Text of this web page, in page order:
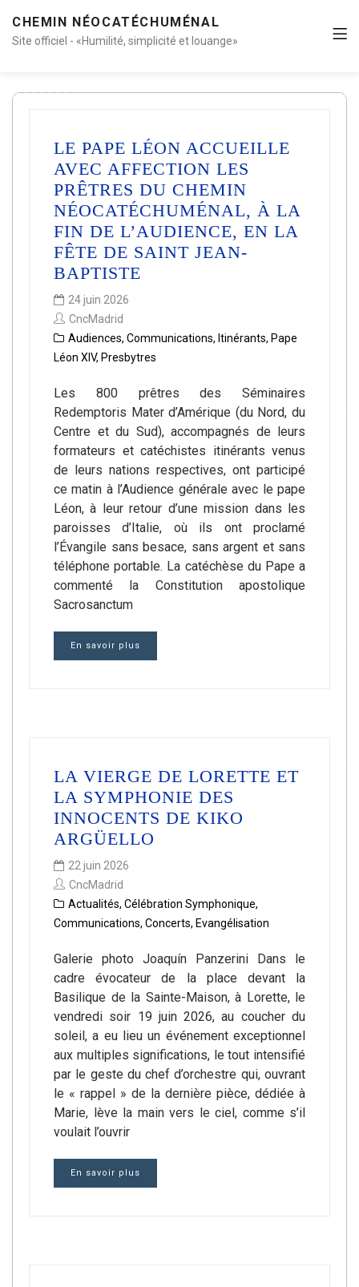
CHEMIN NÉOCATÉCHUMÉNAL
Site officiel - «Humilité, simplicité et louange»
LE PAPE LÉON ACCUEILLE
AVEC AFFECTION LES
PRÊTRES DU CHEMIN
NÉOCATÉCHUMÉNAL, À LA
FIN DE L’AUDIENCE, EN LA
FÊTE DE SAINT JEAN-
BAPTISTE
24 juin 2026
CncMadrid
Audiences, Communications, Itinérants, Pape
Léon XIV, Presbytres
Les 800 prêtres des Séminaires
Redemptoris Mater d’Amérique (du Nord, du
Centre et du Sud), accompagnés de leurs
formateurs et catéchistes itinérants venus
de leurs nations respectives, ont participé
ce matin à l’Audience générale avec le pape
Léon, à leur retour d’une mission dans les
paroisses d’Italie, où ils ont proclamé
l’Évangile sans besace, sans argent et sans
téléphone portable. La catéchèse du Pape a
commenté la Constitution apostolique
Sacrosanctum
En savoir plus
LA VIERGE DE LORETTE ET
LA SYMPHONIE DES
INNOCENTS DE KIKO
ARGÜELLO
22 juin 2026
CncMadrid
Actualités, Célébration Symphonique,
Communications, Concerts, Evangélisation
Galerie photo Joaquín Panzerini Dans le
cadre évocateur de la place devant la
Basilique de la Sainte-Maison, à Lorette, le
vendredi soir 19 juin 2026, au coucher du
soleil, a eu lieu un événement exceptionnel
aux multiples significations, le tout intensifié
par le geste du chef d’orchestre qui, ouvrant
le « rappel » de la dernière pièce, dédiée à
Marie, lève la main vers le ciel, comme s’il
voulait l’ouvrir
En savoir plus